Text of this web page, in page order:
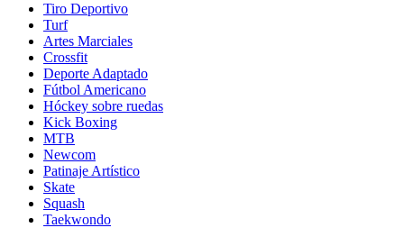
Tiro Deportivo
Turf
Artes Marciales
Crossfit
Deporte Adaptado
Fútbol Americano
Hóckey sobre ruedas
Kick Boxing
MTB
Newcom
Patinaje Artístico
Skate
Squash
Taekwondo